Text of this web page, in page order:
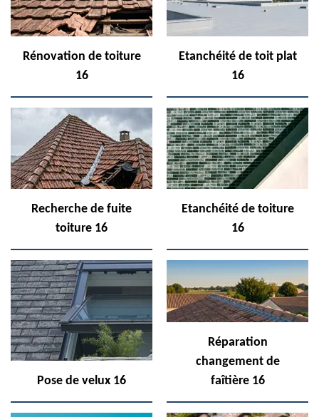
Rénovation de toiture
16
Etanchéité de toit plat
16
Recherche de fuite
toiture 16
Etanchéité de toiture
16
Pose de velux 16
Réparation
changement de
faîtière 16